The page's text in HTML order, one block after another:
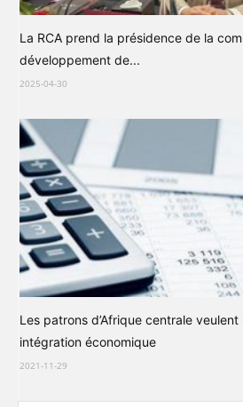
La RCA prend la présidence de la
développement de...
2025-04-30
Les patrons d’Afrique centrale
intégration économique
2021-11-29